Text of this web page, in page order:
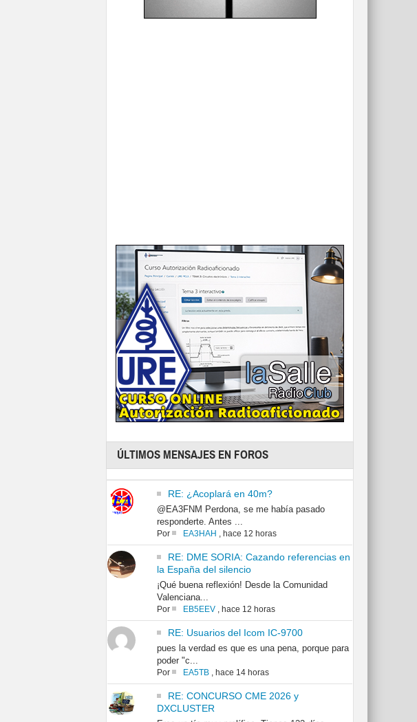
ÚLTIMOS MENSAJES EN FOROS
RE: ¿Acoplará en 40m?
@EA3FNM Perdona, se me había pasado
responderte. Antes ...
Por EA3HAH , hace 12 horas
RE: DME SORIA: Cazando referencias en
la España del silencio
¡Qué buena reflexión! Desde la Comunidad
Valenciana...
Por EB5EEV, hace 12 horas
RE: Usuarios del Icom IC-9700
pues la verdad es que es una pena, porque para
poder "c...
Por EA5TB, hace 14 horas
RE: CONCURSO CME 2026 y
DXCLUSTER